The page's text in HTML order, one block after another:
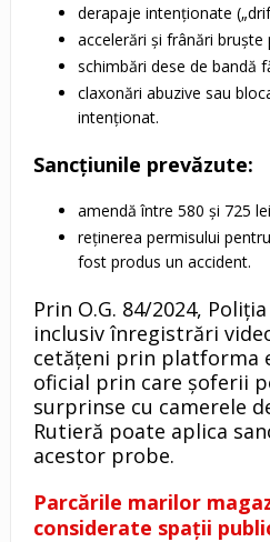
derapaje intenționate
accelerări și frânări
schimbări dese de bandă
claxonări abuzive sau
intenționat.
Sancțiunile prevăzute:
amendă între 580 și 725
reținerea permisului
fost produs un accident.
Prin O.G. 84/2024,
inclusiv înregistrări
cetățeni prin platforma
oficial prin care șoferii
surprinse cu camerele
Rutieră poate aplica
acestor probe.
Parcările marilor
considerate spații